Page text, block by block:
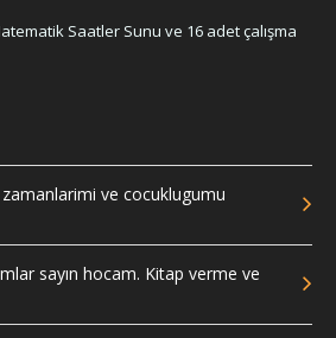
Saatler Sunu ve 16 adet çalışma
ve cocuklugumu
sayın hocam. Kitap verme ve